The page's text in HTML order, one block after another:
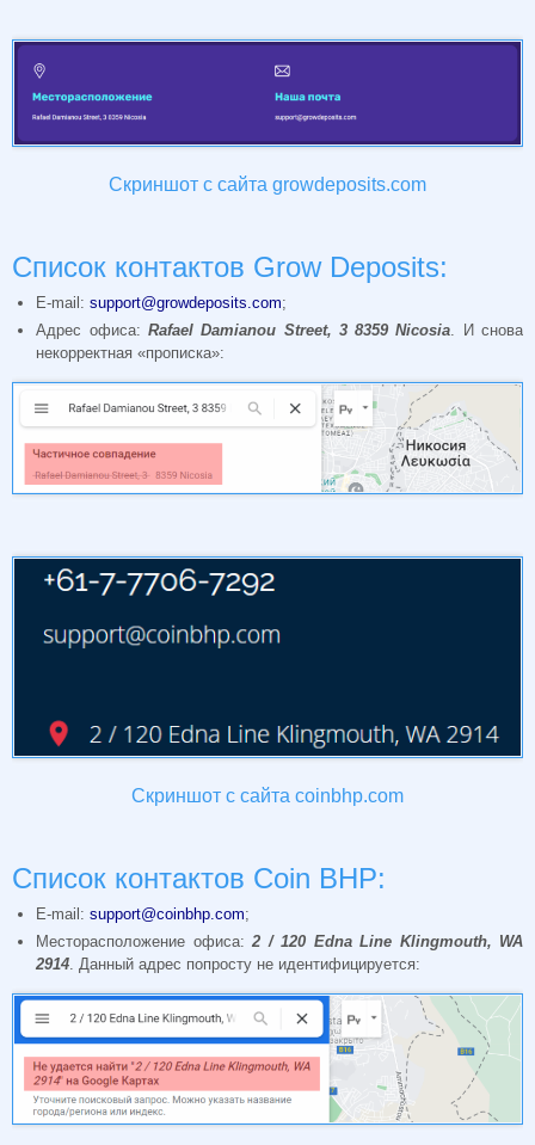
Скриншот с сайта growdeposits.com
Список контактов Grow Deposits:
E-mail:support@growdeposits.com;
Адрес офиса: RafaelDamianou Street, 3 8359Nicosia . И снова
некорректная «прописка»:
Скриншот с сайта coinbhp.com
Список контактов Coin BHP:
E-mail:support@coinbhp.com;
Месторасположение офиса:2 / 120 Edna Line Klingmouth, WA
2914. Данный адрес попросту не идентифицируется: